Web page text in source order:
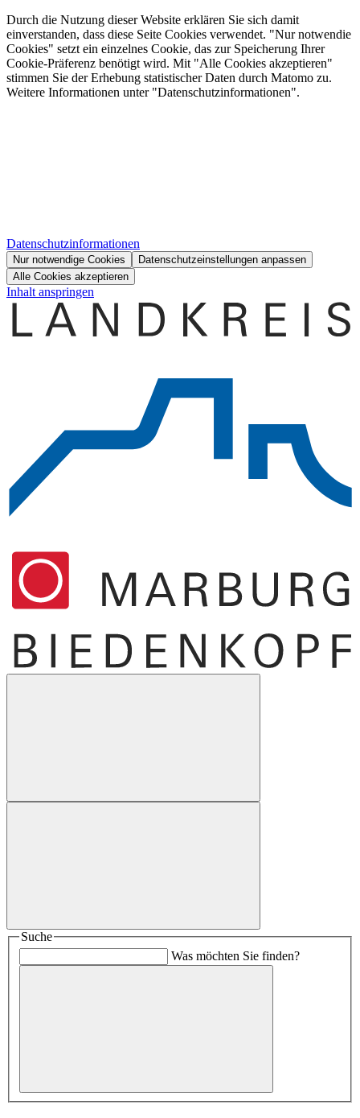
Durch die Nutzung dieser Website erklären Sie sich damit
einverstanden, dass diese Seite Cookies verwendet. "Nur notwendie
Cookies" setzt ein einzelnes Cookie, das zur Speicherung Ihrer
Cookie-Präferenz benötigt wird. Mit "Alle Cookies akzeptieren"
stimmen Sie der Erhebung statistischer Daten durch Matomo zu.
Weitere Informationen unter "Datenschutzinformationen".
Datenschutzinformationen
Nur notwendige Cookies
Datenschutzeinstellungen anpassen
Alle Cookies akzeptieren
Inhalt anspringen
Suche
Was möchten Sie finden?